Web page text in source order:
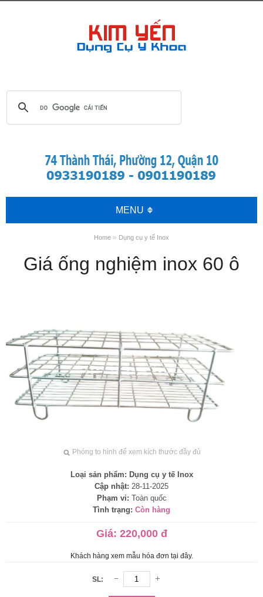
MENU
Home » Dụng cụ y tế Inox
Giá ống nghiệm inox 60 ô
Phóng to hình để xem kích thước đầy đủ
Loại sản phẩm: Dụng cụ y tế Inox
Cập nhật: 28-11-2025
Phạm vi: Toàn quốc
Tình trạng: Còn hàng
Giá: 220,000 đ
Khách hàng xem mẫu hóa đơn tại đây.
SL: